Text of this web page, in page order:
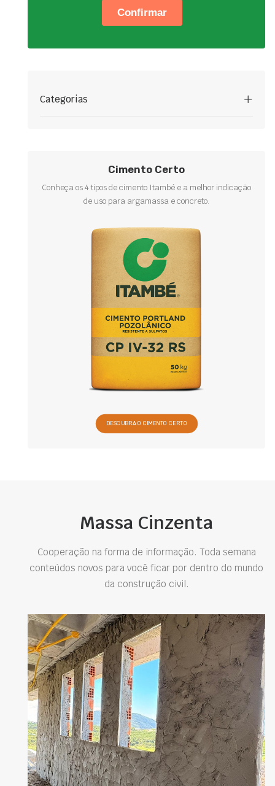
Categorias
Cimento Certo
Conheça os 4 tipos de cimento Itambé e a melhor indicação
de uso para argamassa e concreto.
DESCUBRA O CIMENTO CERTO
Massa Cinzenta
Cooperação na forma de informação. Toda semana
conteúdos novos para você ficar por dentro do mundo
da construção civil.